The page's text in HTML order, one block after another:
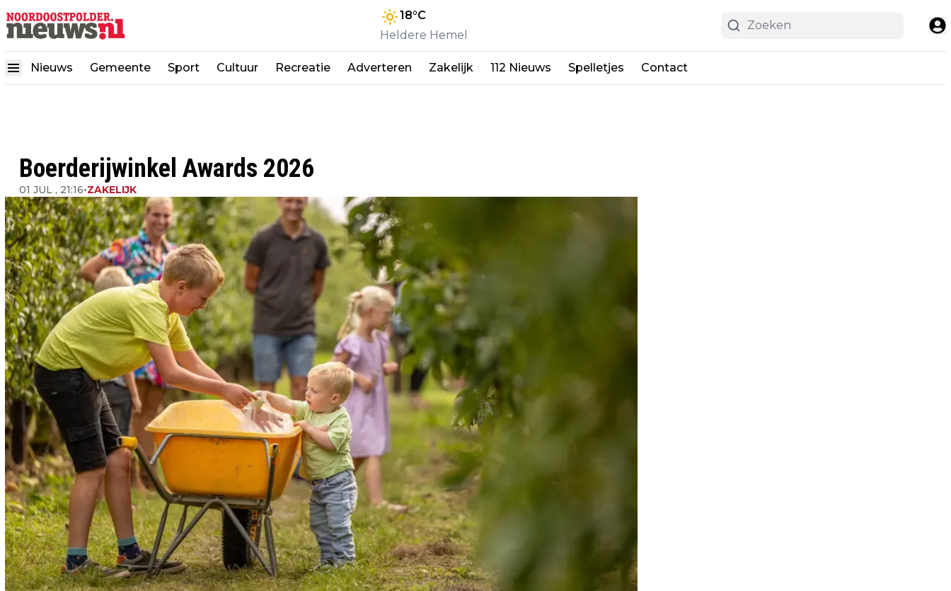
18°C
Heldere Hemel
Nieuws Gemeente Sport Cultuur Recreatie Adverteren Zakelijk 112 Nieuws Spelletjes Contact
Boerderijwinkel Awards 2026
01 JUL , 21:16•ZAKELIJK